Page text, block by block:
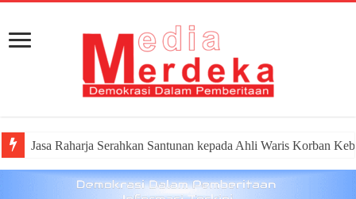
Dirut Jasa Raharja Dampingi Wamenhub Tinjau Penanganan